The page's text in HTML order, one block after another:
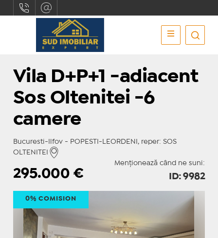
Vila D+P+1 -adiacent
Sos Oltenitei -6
camere
Bucuresti-Ilfov - POPESTI-LEORDENI, reper: SOS
OLTENITEI
Menționează când ne suni:
295.000 € ID: 9982
0% COMISION